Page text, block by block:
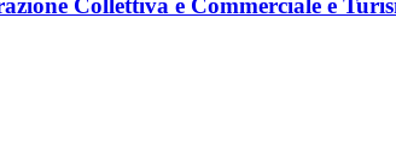
Collettiva e Commerciale e